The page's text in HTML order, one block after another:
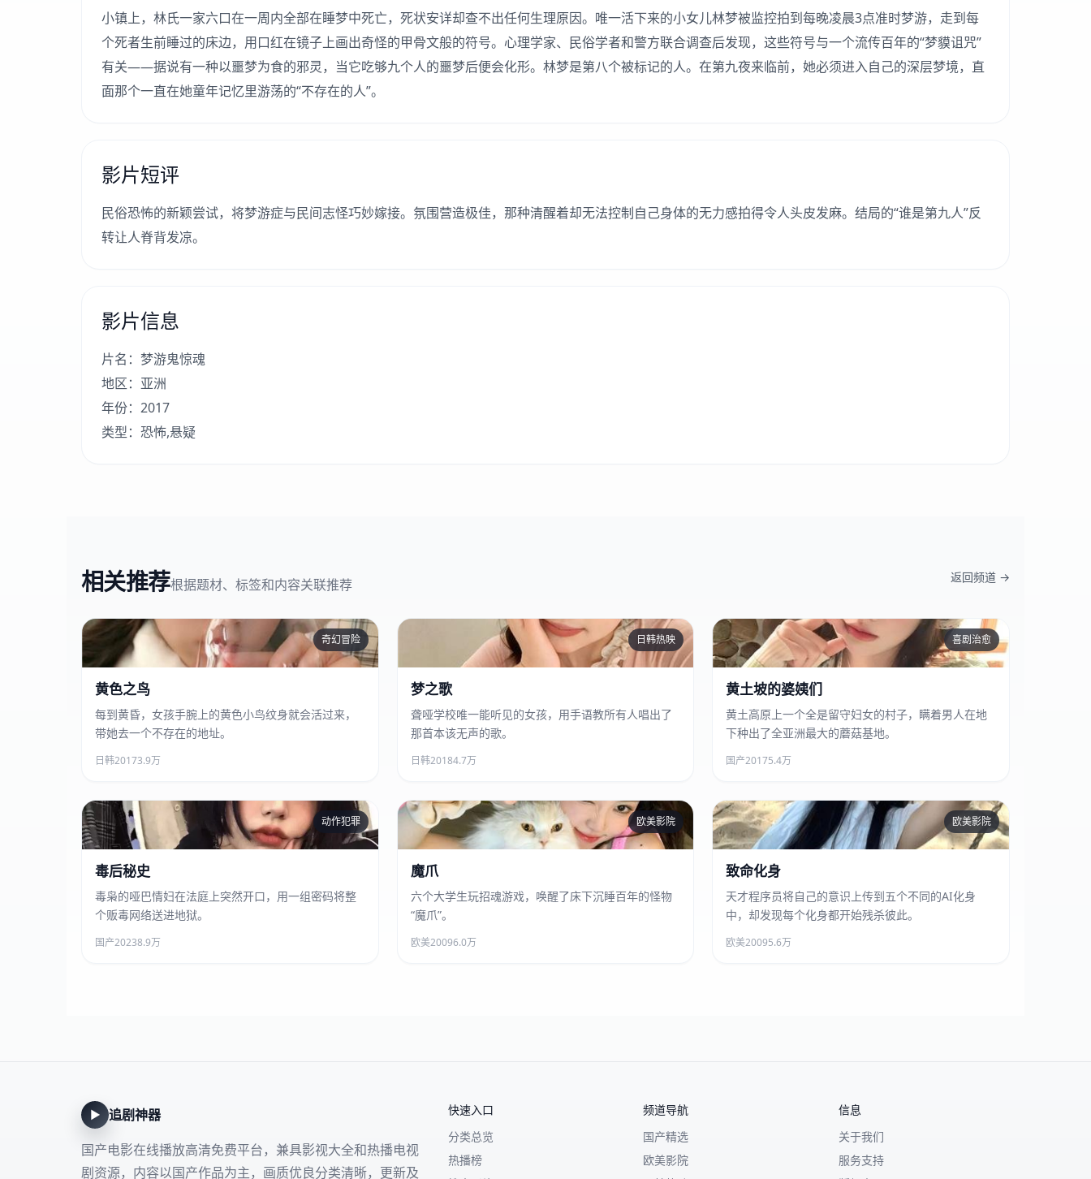
小镇上，林氏一家六口在一周内全部在睡梦中死亡，死状安详却查不出任何生理原因。唯一活下来的小女儿林梦被监控拍到每晚凌晨3点准时梦游，走到每
个死者生前睡过的床边，用口红在镜子上画出奇怪的甲骨文般的符号。心理学家、民俗学者和警方联合调查后发现，这些符号与一个流传百年的“梦貘诅咒”
有关——据说有一种以噩梦为食的邪灵，当它吃够九个人的噩梦后便会化形。林梦是第八个被标记的人。在第九夜来临前，她必须进入自己的深层梦境，直
面那个一直在她童年记忆里游荡的“不存在的人”。
影片短评
民俗恐怖的新颖尝试，将梦游症与民间志怪巧妙嫁接。氛围营造极佳，那种清醒着却无法控制自己身体的无力感拍得令人头皮发麻。结局的“谁是第九人”反
转让人脊背发凉。
影片信息
片名：梦游鬼惊魂
地区：亚洲
年份：2017
类型：恐怖,悬疑
相关推荐根据题材、标签和内容关联推荐 返回频道 →
黄色之鸟 奇幻冒险
黄色之鸟
每到黄昏，女孩手腕上的黄色小鸟纹身就会活过来，
带她去一个不存在的地址。
日韩20173.9万
梦之歌 日韩热映
梦之歌
聋哑学校唯一能听见的女孩，用手语教所有人唱出了
那首本该无声的歌。
日韩20184.7万
黄土坡的婆姨们 喜剧治愈
黄土坡的婆姨们
黄土高原上一个全是留守妇女的村子，瞒着男人在地
下种出了全亚洲最大的蘑菇基地。
国产20175.4万
毒后秘史 动作犯罪
毒后秘史
毒枭的哑巴情妇在法庭上突然开口，用一组密码将整
个贩毒网络送进地狱。
国产20238.9万
魔爪 欧美影院
魔爪
六个大学生玩招魂游戏，唤醒了床下沉睡百年的怪物
“魔爪”。
欧美20096.0万
致命化身 欧美影院
致命化身
天才程序员将自己的意识上传到五个不同的AI化身
中，却发现每个化身都开始残杀彼此。
欧美20095.6万
▶ 追剧神器
国产电影在线播放高清免费平台，兼具影视大全和热播电视
剧资源，内容以国产作品为主，画质优良分类清晰，更新及
快速入口
分类总览
热播榜
频道导航
国产精选
欧美影院
信息
关于我们
服务支持